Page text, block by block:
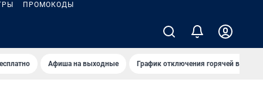
ПРОМОКОДЫ
Афиша на выходные График отключения горячей воды в